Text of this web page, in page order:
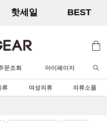
핫세일 BEST
문조회 마이페이지
류 여성의류 의류소품